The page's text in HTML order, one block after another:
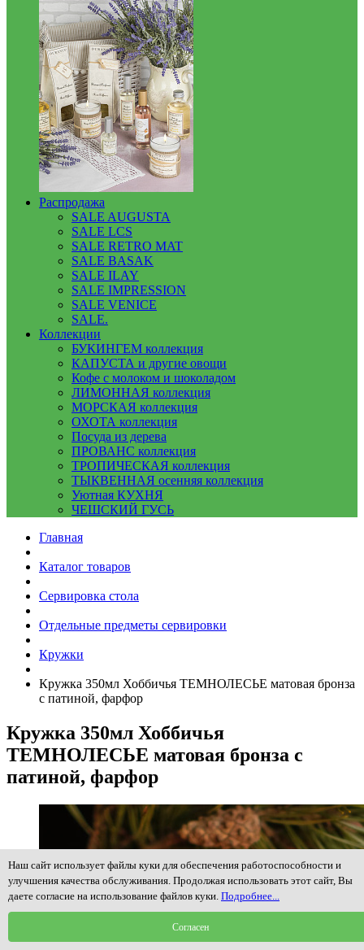
Распродажа
SALE AUGUSTA
SALE LCS
SALE RETRO MAT
SALE BASAK
SALE ILAY
SALE IMPRESSION
SALE VENICE
SALE.
Коллекции
БУКИНГЕМ коллекция
КАПУСТА и другие овощи
Кофе с молоком и шоколадом
ЛИМОННАЯ коллекция
МОРСКАЯ коллекция
ОХОТА коллекция
Посуда из дерева
ПРОВАНС коллекция
ТРОПИЧЕСКАЯ коллекция
ТЫКВЕННАЯ осенняя коллекция
Уютная КУХНЯ
ЧЕШСКИЙ ГУСЬ
Главная
Каталог товаров
Сервировка стола
Отдельные предметы сервировки
Кружки
Кружка 350мл Хоббичья ТЕМНОЛЕСЬЕ матовая бронза
с патиной, фарфор
Кружка 350мл Хоббичья
ТЕМНОЛЕСЬЕ матовая бронза с
патиной, фарфор
Наш сайт использует файлы куки для обеспечения работоспособности и
улучшения качества обслуживания. Продолжая использовать этот сайт, Вы
даете согласие на использование файлов куки. Подробнее...
Согласен